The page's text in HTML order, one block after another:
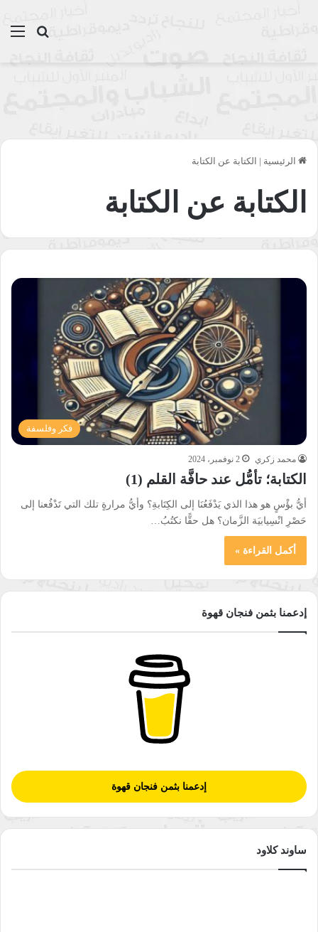
بحث
الرئيسية | الكتابة عن الكتابة
الكتابة عن الكتابة
فكر وفلسفة
محمد زكري 2 نوفمبر، 2024
الكتابة؛ تأمُّل عند حافَّة القلم (1)
أيُّ بؤْسٍ هو هذا الذي يَدْفَعُنَا إلى الكِتَابةِ؟ وأيُّ مرارةٍ تلك التي تَدْفُعنا إلى
حَصْرِ انْسِيابيَة الزَّمان؟ هل حقًّا نكتُبُ…
أكمل القراءة »
إدعمنا بثمن فنجان قهوة
إدعمنا بثمن فنجان قهوة
ساوند كلاود